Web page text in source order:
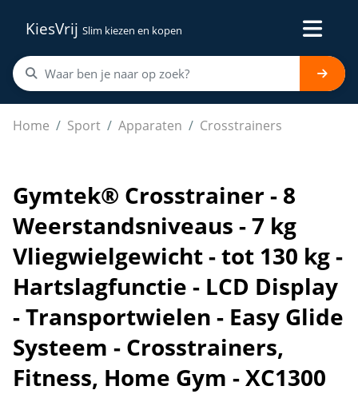
KiesVrij Slim kiezen en kopen
Home Sport Apparaten Crosstrainers
Gymtek® Crosstrainer - 8 Weerstandsniveaus - 7 kg
Gymtek® Crosstrainer - 8
Weerstandsniveaus - 7 kg
Vliegwielgewicht - tot 130 kg -
Hartslagfunctie - LCD Display
- Transportwielen - Easy Glide
Systeem - Crosstrainers,
Fitness, Home Gym - XC1300